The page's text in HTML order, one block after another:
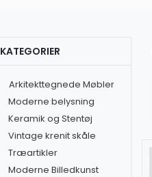
KATEGORIER
Arkitekttegnede Møbler
Moderne belysning
Keramik og Stentøj
Vintage krenit skåle
Træartikler
Moderne Billedkunst